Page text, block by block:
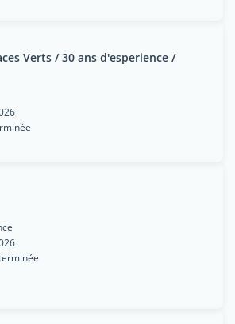
Verts / 30 ans d'esperience /